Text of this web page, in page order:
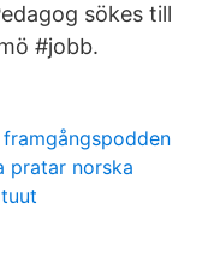
sökes till
#jobb.
pratar norska